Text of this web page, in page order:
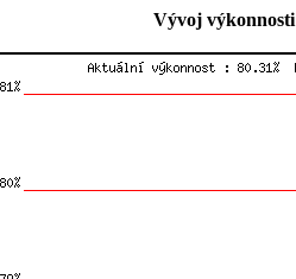
Vývoj